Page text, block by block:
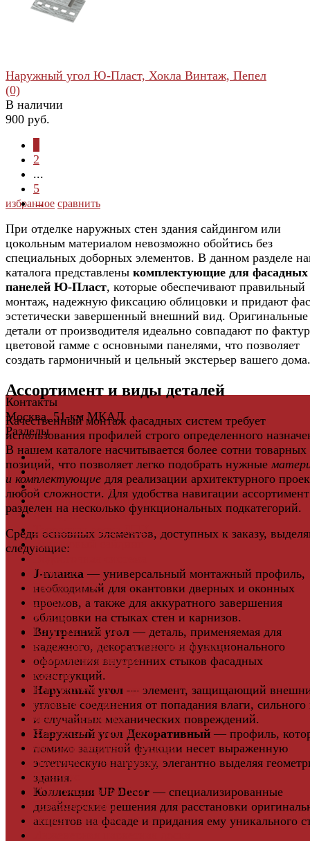
избранное сравнить
Наружный угол Ю-Пласт, Хокла Винтаж, Пепел
(0)
В наличии
900 руб.
2
...
5
→
При отделке наружных стен здания сайдингом или
цокольным материалом невозможно обойтись без
специальных доборных элементов. В данном разделе
каталога представлены комплектующие для фасадных
панелей Ю-Пласт, которые обеспечивают правильный
монтаж, надежную фиксацию облицовки и придают
эстетически завершенный внешний вид. Оригинальные
детали от производителя идеально совпадают по
цветовой гамме с основными панелями, что позволяет
создать гармоничный и цельный экстерьер вашего дома.
Ассортимент и виды деталей
Качественный монтаж фасадных систем требует
использования профилей строго определенного
В нашем каталоге насчитывается более сотни товарных
позиций, что позволяет легко подобрать нужные
и комплектующие для реализации архитектурного
любой сложности. Для удобства навигации ассортимент
разделен на несколько функциональных подкатегорий.
Среди основных элементов, доступных к заказу,
следующие:
J-планка — универсальный монтажный профиль,
необходимый для окантовки дверных и оконных
проемов, а также для аккуратного завершения
облицовки на стыках стен и карнизов.
Внутренний угол — деталь, применяемая для
надежного, декоративного и функционального
оформления внутренних стыков фасадных
конструкций.
Наружный угол — элемент, защищающий
угловые соединения от попадания влаги, сильного
и случайных механических повреждений.
Наружный угол Декоративный — профиль,
помимо защитной функции несет выраженную
эстетическую нагрузку, элегантно выделяя
здания.
Коллекция UP Decor — специализированные
дизайнерские решения для расстановки
акцентов на фасаде и придания ему уникального
Контакты
Москва, 51-км МКАД
Разделы
Керамическая плитка
Свет
Мебель и Интерьер
Мебельная фурнитура
Фасадные панели
Террасная доска ДПК
Виниловый сайдинг
Водосточная система
Ламинат
Грядки ДПК
Двери
Ковры
Комплектующие
Клей для паркета и массивной доски
Дверная фурнитура
Кровля
Регулируемые опоры
Ступени из ДПК
Фасадная плитка
Фасадные термопанели
Фиброцементный Сайдинг
Подложка для ламината
Плинтус
Подложка из пробки
Пробковый пол
Паркетная доска